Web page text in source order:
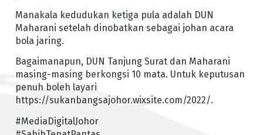
Manakala kedudukan ketiga pula adalah DUN
Maharani setelah dinobatkan sebagai johan acara
bola jaring.
Bagaimanapun, DUN Tanjung Surat dan Maharani
masing-masing berkongsi 10 mata. Untuk keputusan
penuh boleh layari
https://sukanbangsajohor.wixsite.com/2022/.
#MediaDigitalJohor